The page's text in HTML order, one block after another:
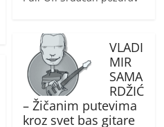
VLADI
MIR
SAMA
RDŽIĆ
– Žičanim putevima
kroz svet bas gitare